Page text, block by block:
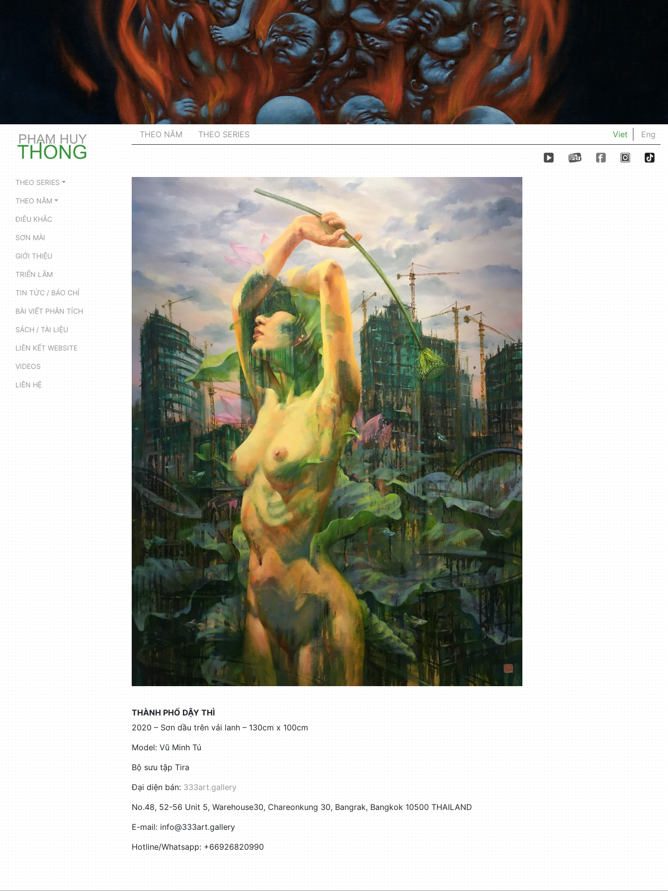
THEO NĂM THEO SERIES Viet Eng
THEO SERIES
THEO NĂM
ĐIÊU KHẮC
SƠN MÀI
GIỚI THIỆU
TRIỂN LÃM
TIN TỨC / BÁO CHÍ
BÀI VIẾT PHÂN TÍCH
SÁCH / TÀI LIỆU
LIÊN KẾT WEBSITE
VIDEOS
LIÊN HỆ
THÀNH PHỐ DẬY THÌ
2020 – Sơn dầu trên vải lanh – 130cm x 100cm
Model: Vũ Minh Tú
Bộ sưu tập Tira
Đại diện bán:333art.gallery
No.48, 52-56 Unit 5, Warehouse30, Chareonkung 30, Bangrak, Bangkok 10500 THAILAND
E-mail: info@333art.gallery
Hotline/Whatsapp: +66926820990